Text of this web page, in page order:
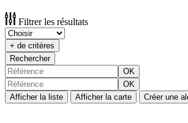
Filtrer les résultats
+ de critères
Rechercher
OK
OK
Afficher la liste
Afficher la carte Créer une